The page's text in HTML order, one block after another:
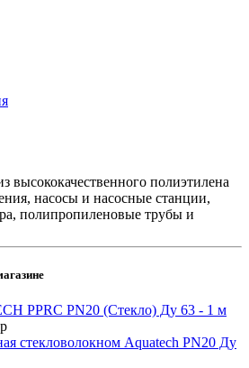
высококачественного полиэтилена
насосы и насосные станции,
полипропиленовые трубы и
стекловолокном Aquatech PN20 Ду